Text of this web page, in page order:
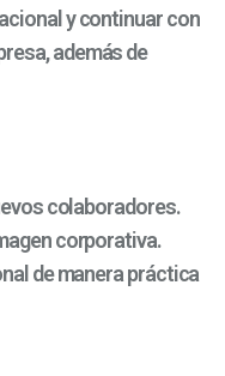
y continuar con
además de
colaboradores.
corporativa.
de manera práctica